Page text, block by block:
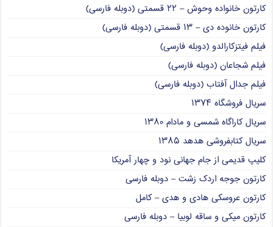
کارتون خانواده وحوش – ۲۲ قسمتی (دوبله فارسی)
کارتون خانوده دی – ۱۳ قسمتی (دوبله فارسی)
فیلم فیتزکارالدو (دوبله فارسی)
فیلم شجاعان (دوبله فارسی)
فیلم جدال آفتاب (دوبله فارسی)
سریال فروشگاه ۱۳۷۴
سریال کاراگاه شمسی و مادام ۱۳۸۰
سریال کتابفروشی هدهد ۱۳۸۵
کلیپ قدیمی از جام جهانی نود و چهار آمریکا
کارتون جوجه اردک زشت – دوبله فارسی
کارتون عروسکی هادی و هدی – کامل
کارتون میکی و ساقه لوبیا – دوبله فارسی